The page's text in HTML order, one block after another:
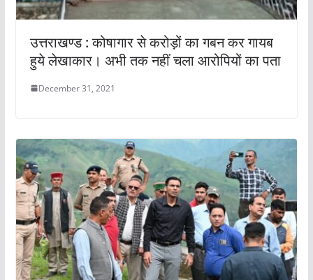
उत्तराखण्ड : कोषागार से करोड़ों का गबन कर गायब
हुये लेखाकार। अभी तक नहीं चला आरोपियों का पता
December 31, 2021